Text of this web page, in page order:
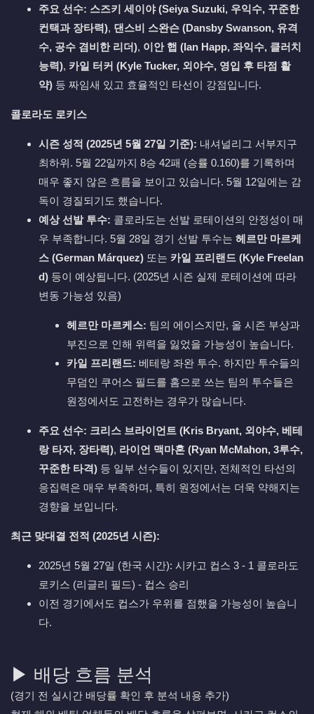
주요 선수: 스즈키 세이야 (Seiya Suzuki, 우익수, 꾸준한
컨택과 장타력), 댄스비 스완슨 (Dansby Swanson, 유격
수, 공수 겸비한 리더), 이안 햅 (Ian Happ, 좌익수, 클러치
능력), 카일 터커 (Kyle Tucker, 외야수, 영입 후 타점 활
약) 등 짜임새 있고 효율적인 타선이 강점입니다.
콜로라도 로키스
시즌 성적 (2025년 5월 27일 기준): 내셔널리그 서부지구
최하위. 5월 22일까지 8승 42패 (승률 0.160)를 기록하며
매우 좋지 않은 흐름을 보이고 있습니다. 5월 12일에는 감
독이 경질되기도 했습니다.
예상 선발 투수: 콜로라도는 선발 로테이션의 안정성이 매
우 부족합니다. 5월 28일 경기 선발 투수는 헤르만 마르케
스 (German Márquez) 또는 카일 프리랜드 (Kyle Freelan
d) 등이 예상됩니다. (2025년 시즌 실제 로테이션에 따라
변동 가능성 있음)
헤르만 마르케스: 팀의 에이스지만, 올 시즌 부상과
부진으로 인해 위력을 잃었을 가능성이 높습니다.
카일 프리랜드: 베테랑 좌완 투수. 하지만 투수들의
무덤인 쿠어스 필드를 홈으로 쓰는 팀의 투수들은
원정에서도 고전하는 경우가 많습니다.
주요 선수: 크리스 브라이언트 (Kris Bryant, 외야수, 베테
랑 타자, 장타력), 라이언 맥마혼 (Ryan McMahon, 3루수,
꾸준한 타격) 등 일부 선수들이 있지만, 전체적인 타선의
응집력은 매우 부족하며, 특히 원정에서는 더욱 약해지는
경향을 보입니다.
최근 맞대결 전적 (2025년 시즌):
2025년 5월 27일 (한국 시간): 시카고 컵스 3 - 1 콜로라도
로키스 (리글리 필드) - 컵스 승리
이전 경기에서도 컵스가 우위를 점했을 가능성이 높습니
다.
▶ 배당 흐름 분석
(경기 전 실시간 배당률 확인 후 분석 내용 추가)